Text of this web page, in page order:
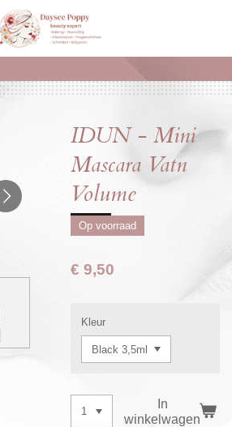
IDUN - Mini
Mascara Vatn
Volume
Op voorraad
€ 9,50
Kleur
In
winkelwagen